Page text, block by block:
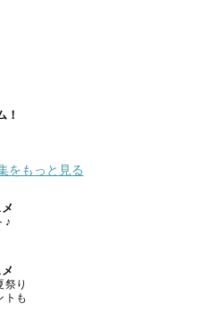
！
をもっと見る
♪
祭り
トも